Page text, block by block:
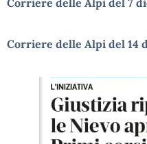
Corriere delle Alpi del 14